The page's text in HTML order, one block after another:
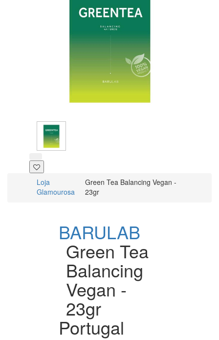
Loja
Glamourosa
Green Tea Balancing Vegan -
23gr
BARULAB
Green Tea
Balancing
Vegan -
23gr
Portugal